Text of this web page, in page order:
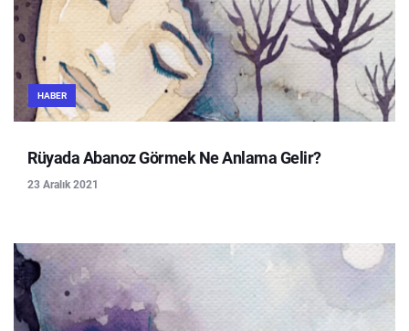
HABER
Rüyada Abanoz Görmek Ne Anlama Gelir?
23 Aralık 2021